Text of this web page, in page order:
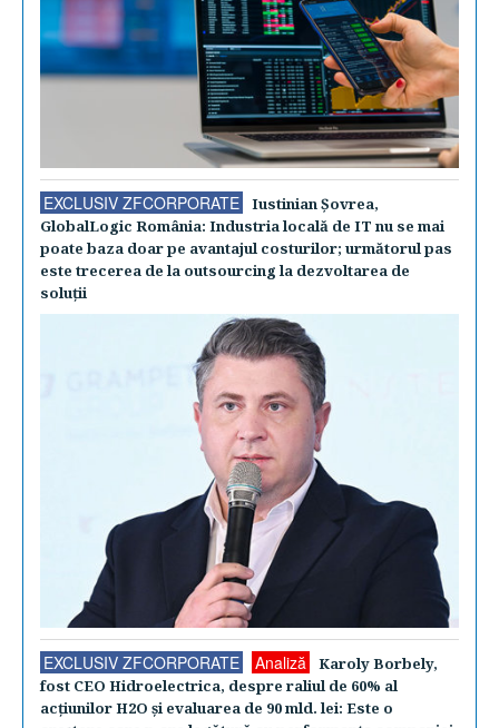
EXCLUSIV ZFCORPORATE
Iustinian Şovrea,
GlobalLogic România: Industria locală de IT nu se mai
poate baza doar pe avantajul costurilor; următorul pas
este trecerea de la outsourcing la dezvoltarea de
soluţii
EXCLUSIV ZFCORPORATE Analiză
Karoly Borbely,
fost CEO Hidroelectrica, despre raliul de 60% al
acţiunilor H2O şi evaluarea de 90 mld. lei: Este o